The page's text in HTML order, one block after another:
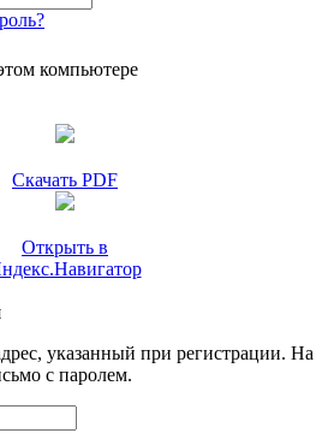
компьютере
Скачать PDF
Открыть в
указанный при регистрации. На
с паролем.